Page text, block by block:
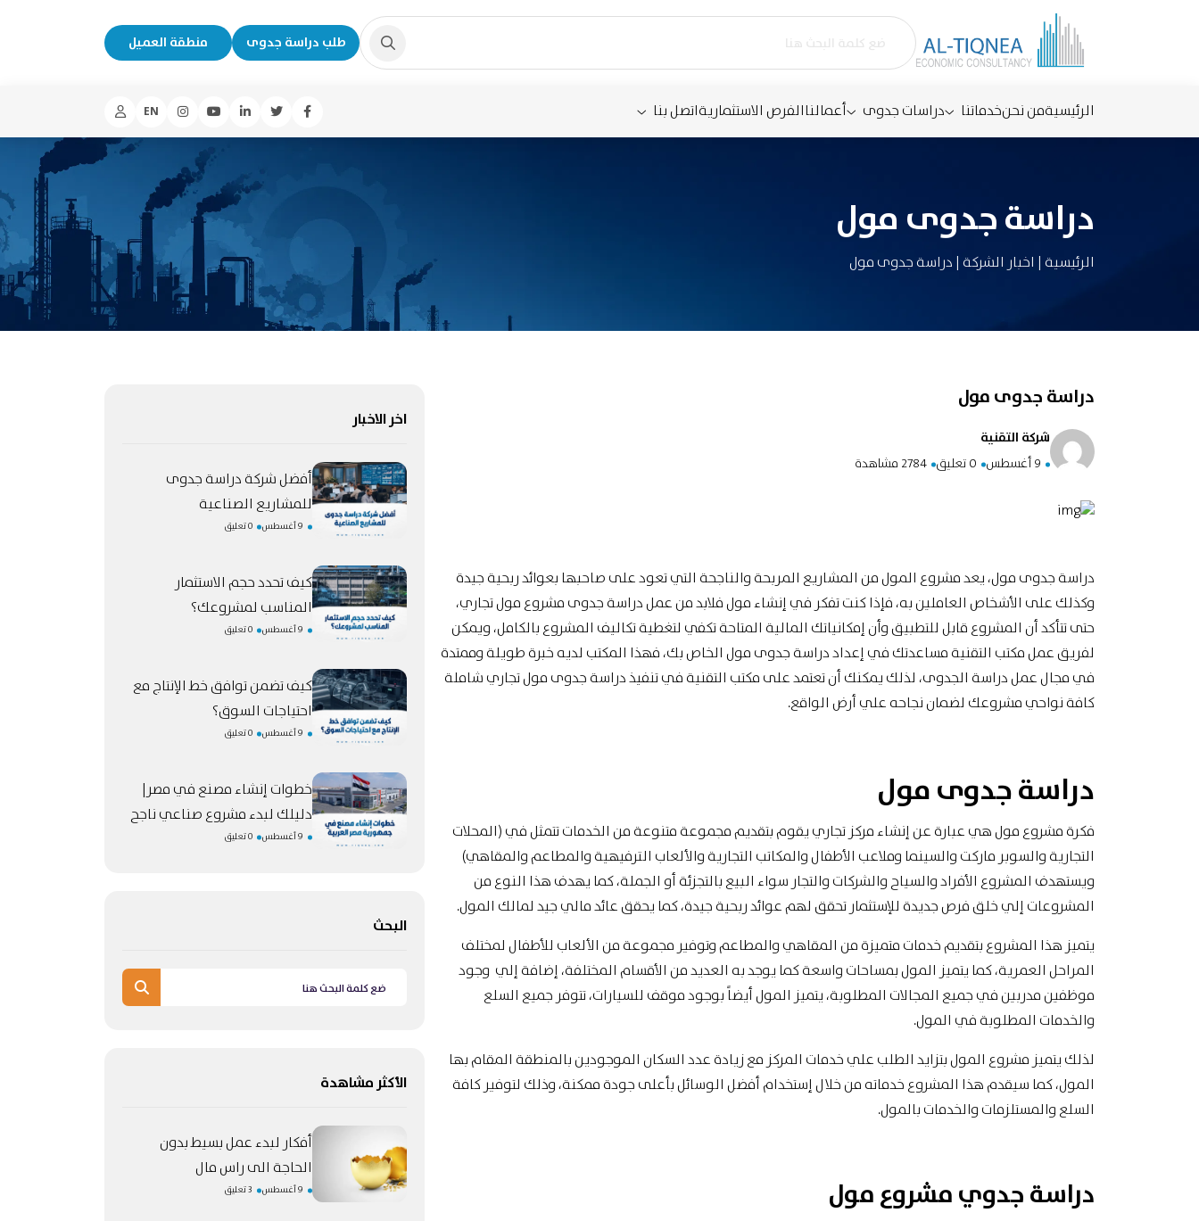
طلب دراسة جدوى منطقة العميل
الرئيسيةمن نحنخدماتنا دراسات جدوى أعمالناالفرص الاستثماريةاتصل بنا EN
دراسة جدوى مول
الرئيسية | اخبار الشركة | دراسة جدوى مول
دراسة جدوى مول
شركة التقنية
9 أغسطس
0 تعليق 2784 مشاهدة
دراسة جدوى مول، يعد مشروع المول من المشاريع المربحة والناجحة التي تعود على صاحبها بعوائد ربحية جيدة
وكذلك على الأشخاص العاملين به، فإذا كنت تفكر في إنشاء مول فلابد من عمل دراسة جدوى مشروع مول تجاري،
حتى تتأكد أن المشروع قابل للتطبيق وأن إمكانياتك المالية المتاحة تكفي لتغطية تكاليف المشروع بالكامل، ويمكن
لفريق عمل مكتب التقنية مساعدتك في إعداد دراسة جدوى مول الخاص بك، فهذا المكتب لديه خبرة طويلة وممتدة
في مجال عمل دراسة الجدوى، لذلك يمكنك أن تعتمد على مكتب التقنية في تنفيذ دراسة جدوى مول تجاري شاملة
كافة نواحي مشروعك لضمان نجاحه علي أرض الواقع.
دراسة جدوى مول
فكرة مشروع مول هي عبارة عن إنشاءمركز تجاري يقوم بتقديم مجموعة متنوعة من الخدمات تتمثل في (المحلات
التجارية والسوبر ماركت والسينما وملاعب الأطفال والمكاتب التجارية والألعاب الترفيهية والمطاعم والمقاهي)
ويستهدف المشروع الأفراد والسياح والشركات والتجار سواء البيع بالتجزئة أو الجملة، كما يهدف هذا النوع من
المشروعات إلي خلق فرص جديدة للإستثمار تحقق لهم عوائد ربحية جيدة، كما يحقق عائد مالي جيد لمالك المول.
يتميز هذا المشروع بتقديم خدمات متميزة من المقاهي والمطاعم وتوفير مجموعة من الألعاب للأطفال لمختلف
المراحل العمرية، كما يتميز المول بمساحات واسعة كما يوجد به العديد من الأقسام المختلفة، إضافة إلي وجود
موظفين مدربين في جميع المجالات المطلوبة، يتميز المول أيضاً بوجود موقف للسيارات، تتوفر جميع السلع
والخدمات المطلوبة في المول.
لذلك يتميز مشروع المول بتزايد الطلب علي خدمات المركز مع زيادة عدد السكان الموجودين بالمنطقة المقام بها
المول، كما سيقدم هذا المشروع خدماته من خلال إستخدام أفضل الوسائل بأعلى جودة ممكنة، وذلك لتوفير كافة
السلع والمستلزمات والخدمات بالمول.
دراسة جدوي مشروع مول
اخر الاخبار
أفضل شركة دراسة جدوى
للمشاريع الصناعية
9 أغسطس 0 تعليق
كيف تحدد حجم الاستثمار
المناسب لمشروعك؟
9 أغسطس 0 تعليق
كيف تضمن توافق خط الإنتاج مع
احتياجات السوق؟
9 أغسطس 0 تعليق
خطوات إنشاء مصنع في مصر|
دليلك لبدء مشروع صناعي ناجح
9 أغسطس 0 تعليق
البحث
الأكثر مشاهدة
أفكار لبدء عمل بسيط بدون
الحاجة الى راس مال
9 أغسطس 3 تعليق